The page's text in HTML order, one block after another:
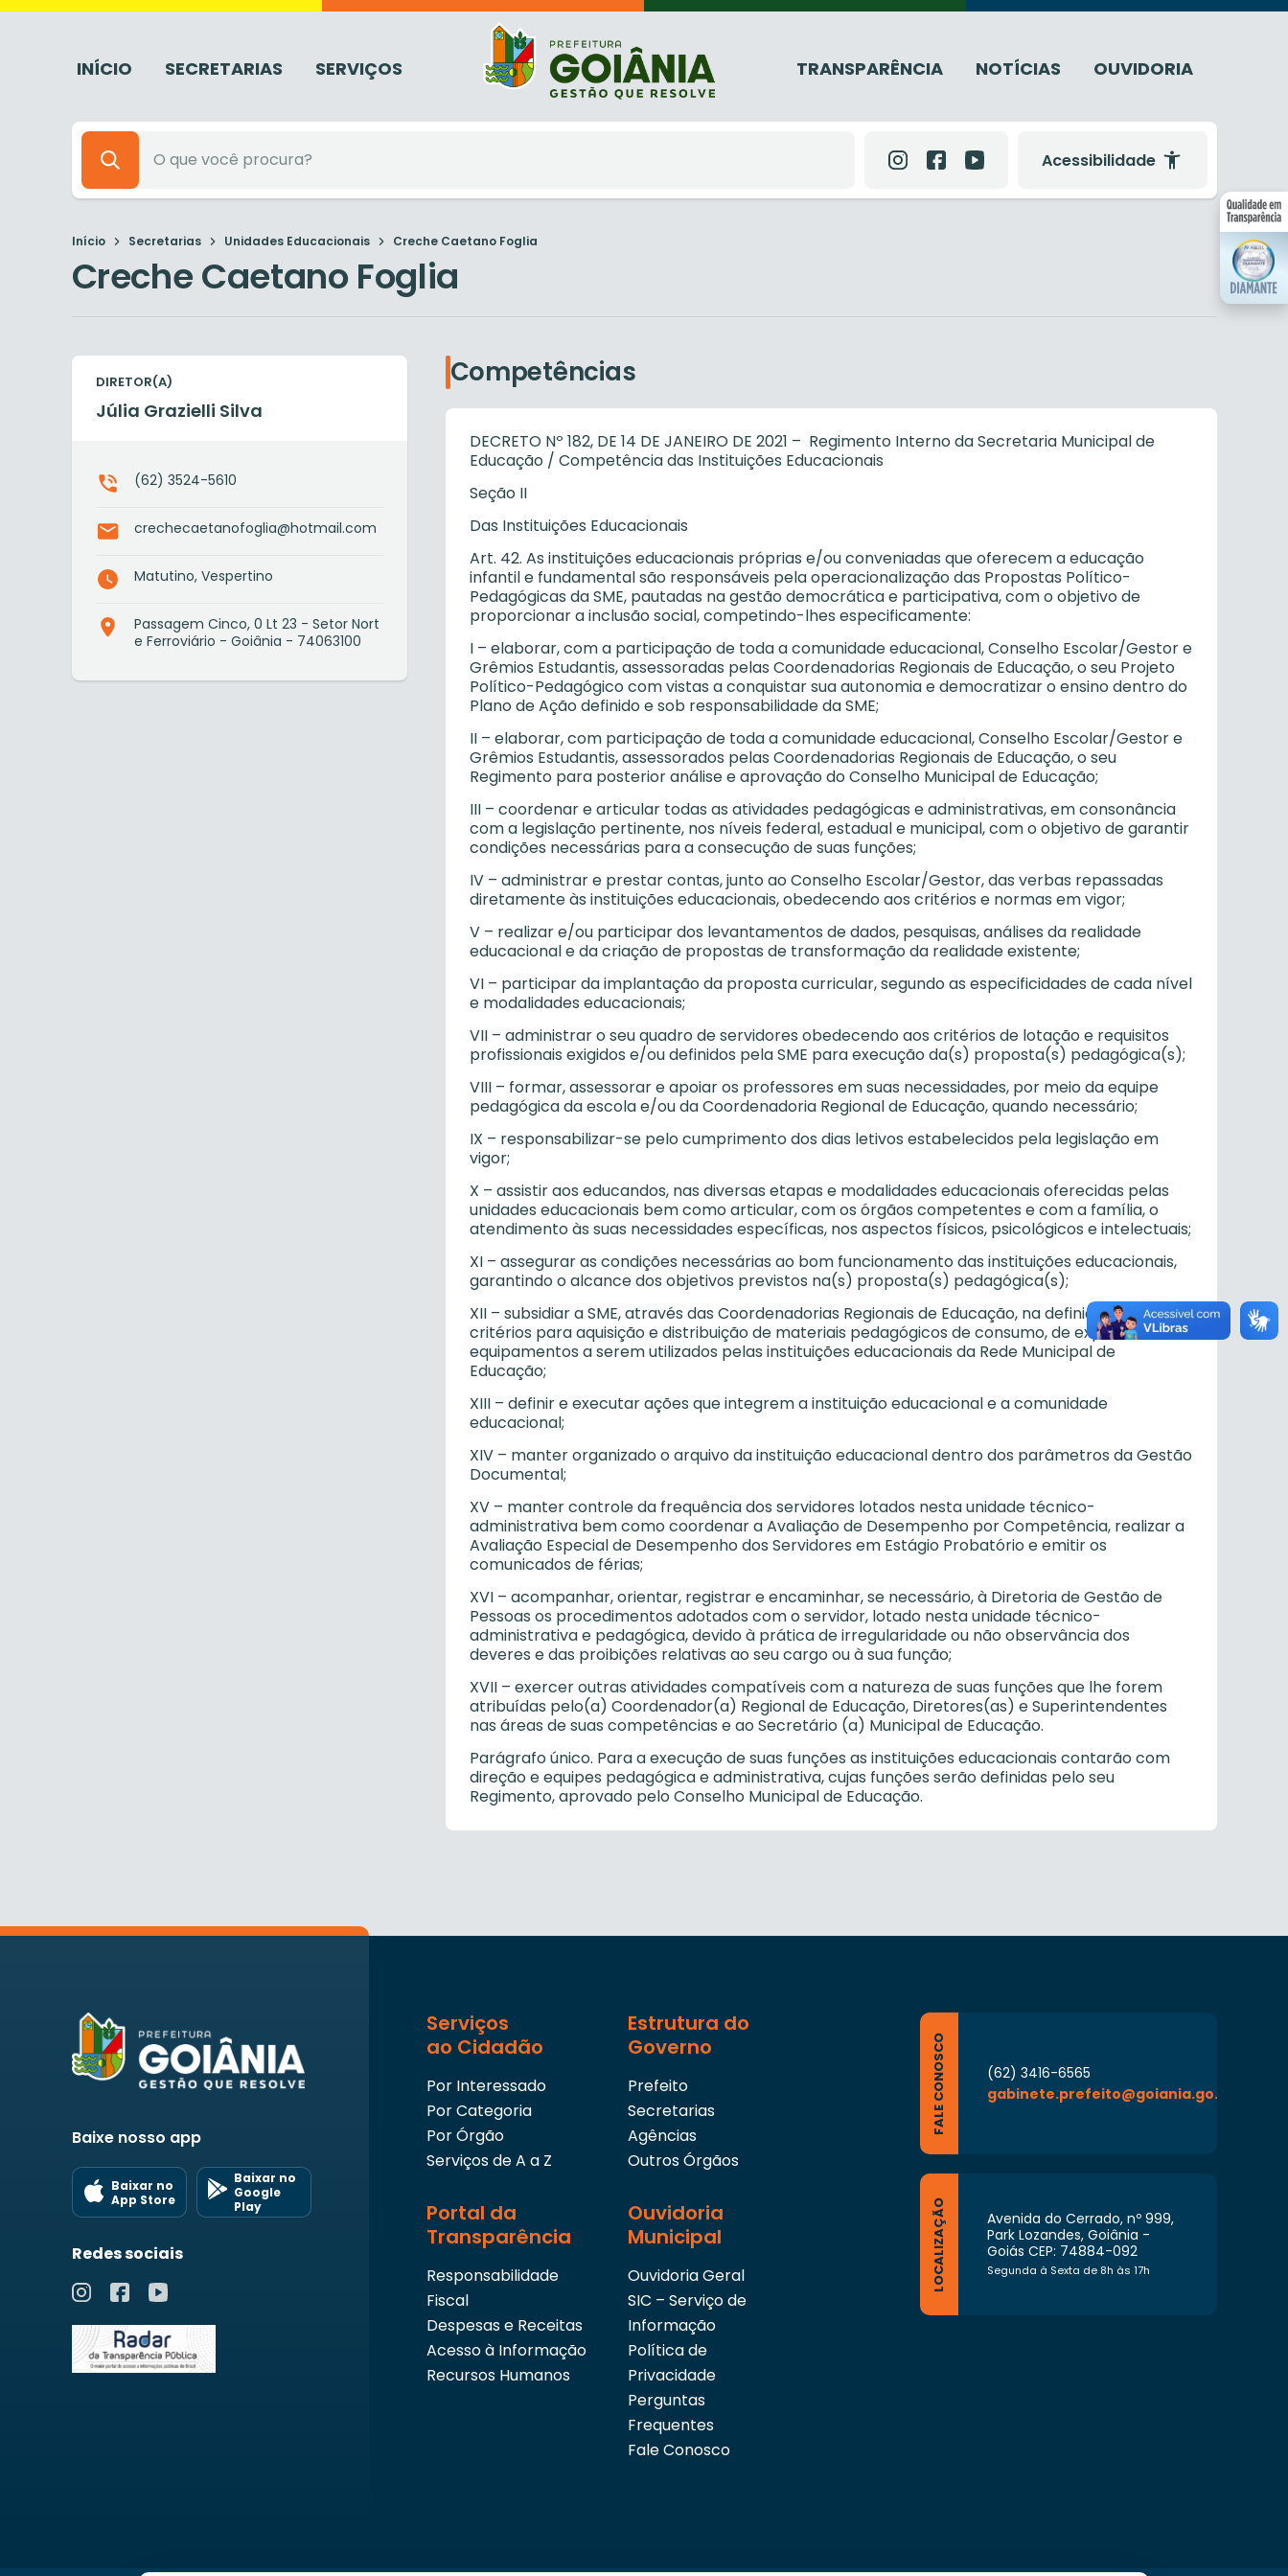
INÍCIO SECRETARIAS SERVIÇOS TRANSPARÊNCIA NOTÍCIAS OUVIDORIA
Acessibilidade
Início Secretarias Unidades Educacionais Creche Caetano Foglia
Creche Caetano Foglia
DIRETOR(A)
Júlia Grazielli Silva
(62) 3524-5610
crechecaetanofoglia@hotmail.com
Matutino, Vespertino
Passagem Cinco, 0 Lt 23 - Setor Nort
e Ferroviário - Goiânia - 74063100
Competências
DECRETO Nº 182, DE 14 DE JANEIRO DE 2021 – Regimento Interno da Secretaria Municipal de
Educação / Competência das Instituições Educacionais
Seção II
Das Instituições Educacionais
Art. 42. As instituições educacionais próprias e/ou conveniadas que oferecem a educação
infantil e fundamental são responsáveis pela operacionalização das Propostas Político-
Pedagógicas da SME, pautadas na gestão democrática e participativa, com o objetivo de
proporcionar a inclusão social, competindo-lhes especificamente:
I – elaborar, com a participação de toda a comunidade educacional, Conselho Escolar/Gestor e
Grêmios Estudantis, assessoradas pelas Coordenadorias Regionais de Educação, o seu Projeto
Político-Pedagógico com vistas a conquistar sua autonomia e democratizar o ensino dentro do
Plano de Ação definido e sob responsabilidade da SME;
II – elaborar, com participação de toda a comunidade educacional, Conselho Escolar/Gestor e
Grêmios Estudantis, assessorados pelas Coordenadorias Regionais de Educação, o seu
Regimento para posterior análise e aprovação do Conselho Municipal de Educação;
III – coordenar e articular todas as atividades pedagógicas e administrativas, em consonância
com a legislação pertinente, nos níveis federal, estadual e municipal, com o objetivo de garantir
condições necessárias para a consecução de suas funções;
IV – administrar e prestar contas, junto ao Conselho Escolar/Gestor, das verbas repassadas
diretamente às instituições educacionais, obedecendo aos critérios e normas em vigor;
V – realizar e/ou participar dos levantamentos de dados, pesquisas, análises da realidade
educacional e da criação de propostas de transformação da realidade existente;
VI – participar da implantação da proposta curricular, segundo as especificidades de cada nível
e modalidades educacionais;
VII – administrar o seu quadro de servidores obedecendo aos critérios de lotação e requisitos
profissionais exigidos e/ou definidos pela SME para execução da(s) proposta(s) pedagógica(s);
VIII – formar, assessorar e apoiar os professores em suas necessidades, por meio da equipe
pedagógica da escola e/ou da Coordenadoria Regional de Educação, quando necessário;
IX – responsabilizar-se pelo cumprimento dos dias letivos estabelecidos pela legislação em
vigor;
X – assistir aos educandos, nas diversas etapas e modalidades educacionais oferecidas pelas
unidades educacionais bem como articular, com os órgãos competentes e com a família, o
atendimento às suas necessidades específicas, nos aspectos físicos, psicológicos e intelectuais;
XI – assegurar as condições necessárias ao bom funcionamento das instituições educacionais,
garantindo o alcance dos objetivos previstos na(s) proposta(s) pedagógica(s);
XII – subsidiar a SME, através das Coordenadorias Regionais de Educação, na definição de
critérios para aquisição e distribuição de materiais pedagógicos de consumo, de expediente e
equipamentos a serem utilizados pelas instituições educacionais da Rede Municipal de
Educação;
XIII – definir e executar ações que integrem a instituição educacional e a comunidade
educacional;
XIV – manter organizado o arquivo da instituição educacional dentro dos parâmetros da Gestão
Documental;
XV – manter controle da frequência dos servidores lotados nesta unidade técnico-
administrativa bem como coordenar a Avaliação de Desempenho por Competência, realizar a
Avaliação Especial de Desempenho dos Servidores em Estágio Probatório e emitir os
comunicados de férias;
XVI – acompanhar, orientar, registrar e encaminhar, se necessário, à Diretoria de Gestão de
Pessoas os procedimentos adotados com o servidor, lotado nesta unidade técnico-
administrativa e pedagógica, devido à prática de irregularidade ou não observância dos
deveres e das proibições relativas ao seu cargo ou à sua função;
XVII – exercer outras atividades compatíveis com a natureza de suas funções que lhe forem
atribuídas pelo(a) Coordenador(a) Regional de Educação, Diretores(as) e Superintendentes
nas áreas de suas competências e ao Secretário (a) Municipal de Educação.
Parágrafo único. Para a execução de suas funções as instituições educacionais contarão com
direção e equipes pedagógica e administrativa, cujas funções serão definidas pelo seu
Regimento, aprovado pelo Conselho Municipal de Educação.
Baixe nosso app
Baixar no
App Store
Baixar no
Google
Play
Redes sociais
Serviços
ao Cidadão
Por Interessado
Por Categoria
Por Órgão
Serviços de A a Z
Estrutura do
Governo
Prefeito
Secretarias
Agências
Outros Órgãos
Portal da
Transparência
Responsabilidade
Fiscal
Despesas e Receitas
Acesso à Informação
Recursos Humanos
Ouvidoria
Municipal
Ouvidoria Geral
SIC – Serviço de
Informação
Política de
Privacidade
Perguntas
Frequentes
Fale Conosco
FALE CONOSCO
(62) 3416-6565
gabinete.prefeito@goiania.go.gov.br
LOCALIZAÇÃO
Avenida do Cerrado, nº 999,
Park Lozandes, Goiânia -
Goiás CEP: 74884-092
Segunda à Sexta de 8h às 17h